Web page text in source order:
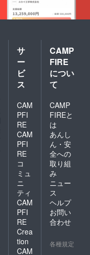
せん。
掲載期
限は定
年度ご
との報
告ペー
ジでの
掲載を
予定し
ており
特別講
義に伺
います
時期は
応相
談）。
オンラ
インで
の対応
も可能
＊ Web
ページ
へのお
名前掲
載に関
しまし
ては、
「備考
欄」に
掲載を
希望さ
れるお
名前を
必ずご
記入く
人名の
サ
ー
ビ
ス
CAM
PFI
RE
CAM
PFI
RE
コ
ミュ
ニ
ティ
CAM
PFI
RE
Crea
tion
CAM
CAMP
FIRE
につい
て
CAMP
FIREと
は
あんし
ん・安
全への
取り組
み
ニュー
ス
ヘルプ
お問い
合わせ
各種規定